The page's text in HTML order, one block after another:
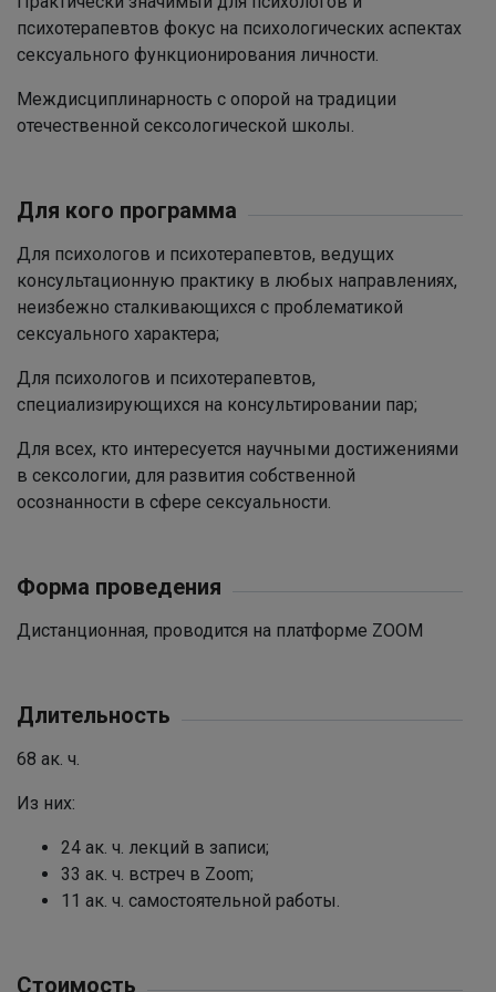
психотерапевтов фокус на психологических аспектах
сексуального функционирования личности.
Междисциплинарность с опорой на традиции
отечественной сексологической школы.
Для кого программа
Для психологов и психотерапевтов, ведущих
консультационную практику в любых направлениях,
неизбежно сталкивающихся с проблематикой
сексуального характера;
Для психологов и психотерапевтов,
специализирующихся на консультировании пар;
Для всех, кто интересуется научными достижениями
в сексологии, для развития собственной
осознанности в сфере сексуальности.
Форма проведения
Дистанционная, проводится на платформе ZOOM
Длительность
68 ак. ч.
Из них:
24 ак. ч. лекций в записи;
33 ак. ч. встреч в Zoom;
11 ак. ч. самостоятельной работы.
Стоимость